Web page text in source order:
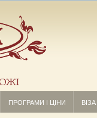
ПРОГРАМИ І ЦІНИ ВІЗА